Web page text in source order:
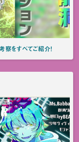
察をすべてご紹介！